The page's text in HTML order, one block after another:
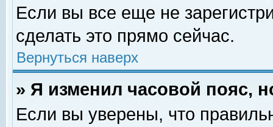
Если вы все еще не
сделать это прямо сейчас.
Вернуться наверх
» Я изменил часовой пояс,
Если вы уверены, что